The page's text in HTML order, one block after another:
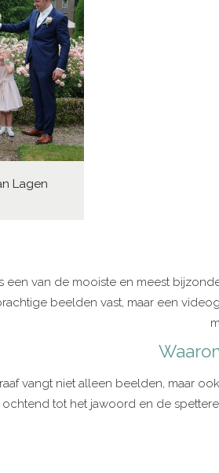
Lagen
een van de mooiste en meest
beelden vast, maar een
vangt niet alleen beelden, maar
tot het jawoord en de